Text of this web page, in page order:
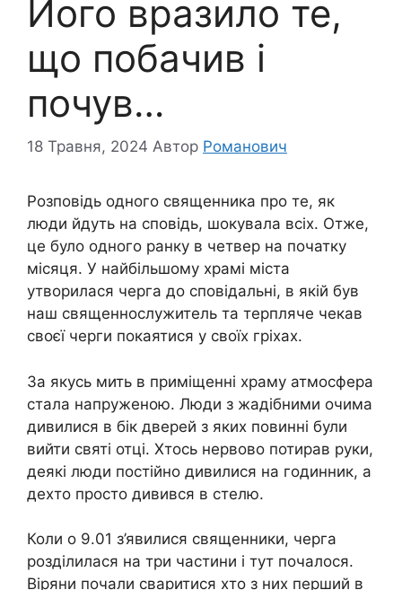
Його вразило те,
що побачив і
почув…
18 Травня, 2024 Автор Романович
Розповідь одного священника про те, як
люди йдуть на сповідь, шокувала всіх. Отже,
це було одного ранку в четвер на початку
місяця. У найбільшому храмі міста
утворилася черга до сповідальні, в якій був
наш священнослужитель та терпляче чекав
своєї черги покаятися у своїх гріхах.
За якусь мить в приміщенні храму атмосфера
стала напруженою. Люди з жадібними очима
дивилися в бік дверей з яких повинні були
вийти святі отці. Хтось нервово потирав руки,
деякі люди постійно дивилися на годинник, а
дехто просто дивився в стелю.
Коли о 9.01 з’явилися священники, черга
розділилася на три частини і тут почалося.
Віряни почали сваритися хто з них перший в